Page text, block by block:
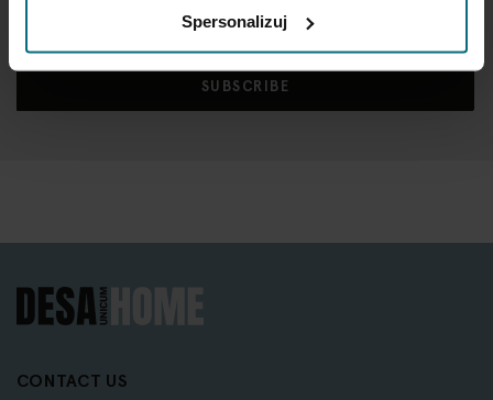
Spersonalizuj
for
Our
SUBSCRIBE
CONTACT US